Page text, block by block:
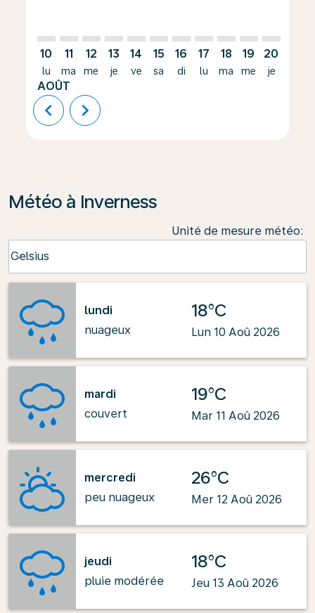
10
lu
AOÛT
11
ma
12
me
13
je
14
ve
15
sa
16
di
17
lu
18
ma
19
me
20
je
chevron_left chevron_right
Météo à Inverness
Unité de mesure météo:
Celsius
keyboard_arrow_down
lundi
nuageux
18°C
Lun 10 Aoû 2026
mardi
couvert
19°C
Mar 11 Aoû 2026
mercredi
peu nuageux
26°C
Mer 12 Aoû 2026
jeudi
pluie modérée
18°C
Jeu 13 Aoû 2026